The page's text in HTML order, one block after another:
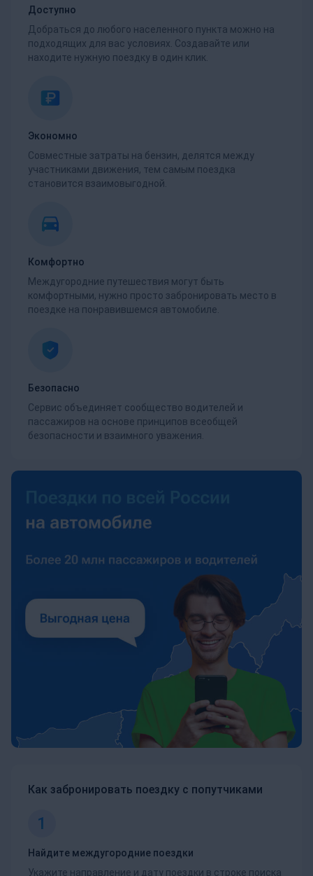
Доступно
Добраться до любого населенного пункта можно на
подходящих для вас условиях. Создавайте или
находите нужную поездку в один клик.
Экономно
Совместные затраты на бензин, делятся между
участниками движения, тем самым поездка
становится взаимовыгодной.
Комфортно
Междугородние путешествия могут быть
комфортными, нужно просто забронировать место в
поездке на понравившемся автомобиле.
Безопасно
Сервис объединяет сообщество водителей и
пассажиров на основе принципов всеобщей
безопасности и взаимного уважения.
Как забронировать поездку с попутчиками
1
Найдите междугородние поездки
Укажите направление и дату поездки в строке поиска